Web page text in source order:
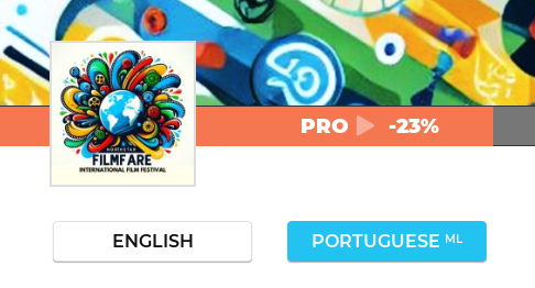
PRO -23%
ENGLISH PORTUGUESE ML